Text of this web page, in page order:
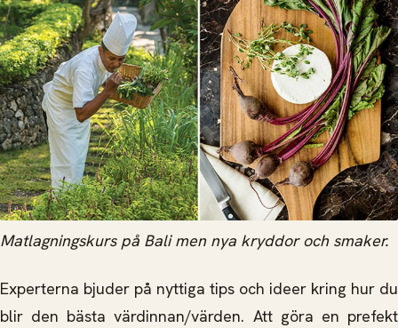
Matlagningskurs på Bali men nya kryddor och smaker.
Experterna bjuder på nyttiga tips och ideer kring hur du
blir den bästa värdinnan/värden. Att göra en prefekt